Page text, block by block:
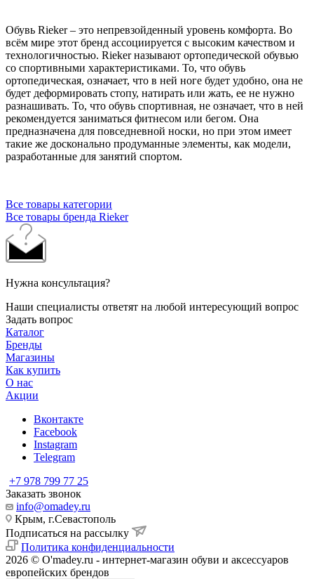
Обувь Rieker – это непревзойденный уровень комфорта. Во
всём мире этот бренд ассоциируется с высоким качеством и
технологичностью. Rieker называют ортопедической обувью
со спортивными характеристиками. То, что обувь
ортопедическая, означает, что в ней ноге будет удобно, она не
будет деформировать стопу, натирать или жать, ее не нужно
разнашивать. То, что обувь спортивная, не означает, что в ней
рекомендуется заниматься фитнесом или бегом. Она
предназначена для повседневной носки, но при этом имеет
такие же досконально продуманные элементы, как модели,
разработанные для занятий спортом.
Все товары категории
Все товары бренда Rieker
Нужна консультация?
Наши специалисты ответят на любой интересующий вопрос
Задать вопрос
Каталог
Бренды
Магазины
Как купить
О нас
Акции
Вконтакте
Facebook
Instagram
Telegram
+7 978 799 77 25
Заказать звонок
info@omadey.ru
Крым, г.Севастополь
Подписаться на рассылку
Политика конфиденциальности
2026 © O'madey.ru - интернет-магазин обуви и аксессуаров
европейских брендов